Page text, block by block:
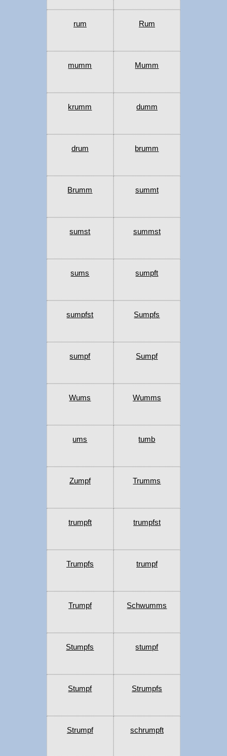
rum Rum
mumm Mumm
krumm dumm
drum brumm
Brumm summt
sumst summst
sums sumpft
sumpfst Sumpfs
sumpf Sumpf
Wums Wumms
ums tumb
Zumpf Trumms
trumpft trumpfst
Trumpfs trumpf
Trumpf Schwumms
Stumpfs stumpf
Stumpf Strumpfs
Strumpf schrumpft